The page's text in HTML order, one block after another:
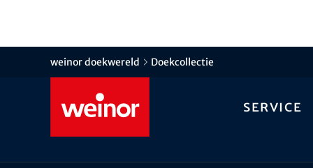
weinor doekwereld Doekcollectie
Service